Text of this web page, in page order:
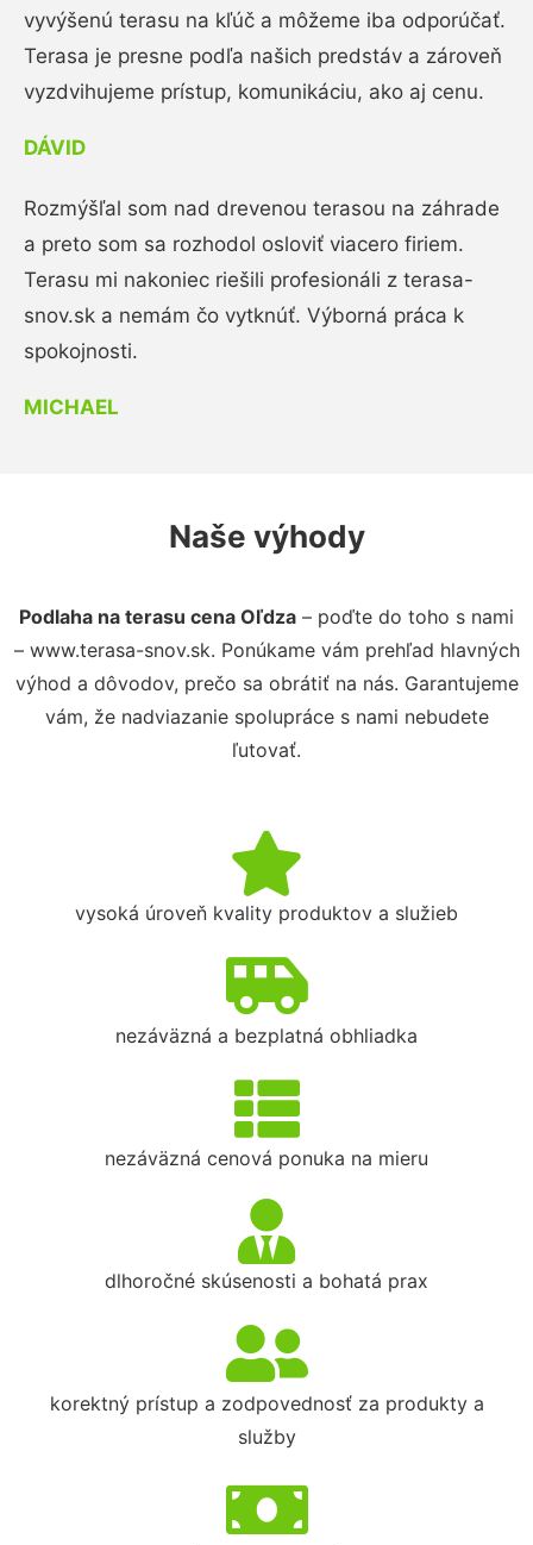
vyvýšenú terasu na kľúč a môžeme iba odporúčať.
Terasa je presne podľa našich predstáv a zároveň
vyzdvihujeme prístup, komunikáciu, ako aj cenu.
DÁVID
Rozmýšľal som nad drevenou terasou na záhrade
a preto som sa rozhodol osloviť viacero firiem.
Terasu mi nakoniec riešili profesionáli z terasa-
snov.sk a nemám čo vytknúť. Výborná práca k
spokojnosti.
MICHAEL
Naše výhody
Podlaha na terasu cena Oľdza – poďte do toho s nami
– www.terasa-snov.sk. Ponúkame vám prehľad hlavných
výhod a dôvodov, prečo sa obrátiť na nás. Garantujeme
vám, že nadviazanie spolupráce s nami nebudete
ľutovať.
vysoká úroveň kvality produktov a služieb
nezáväzná a bezplatná obhliadka
nezáväzná cenová ponuka na mieru
dlhoročné skúsenosti a bohatá prax
korektný prístup a zodpovednosť za produkty a
služby